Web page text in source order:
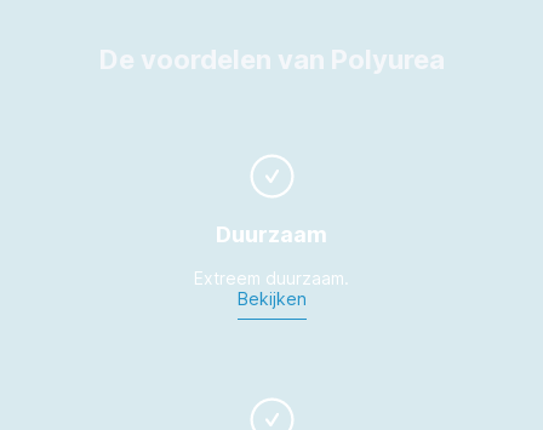
De voordelen van Polyurea
Duurzaam
Extreem duurzaam.
Bekijken